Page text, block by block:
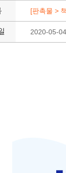
[판촉물 >
2020-05-04